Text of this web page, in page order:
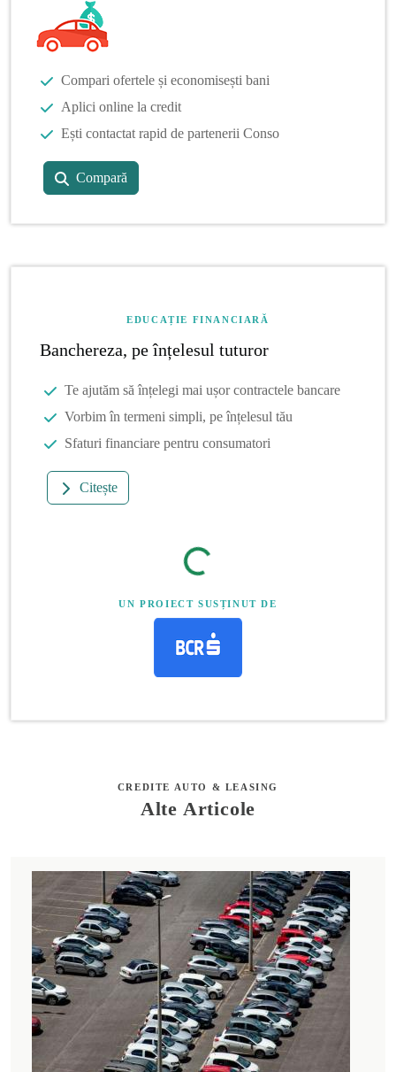
Compari ofertele și economisești bani
Aplici online la credit
Ești contactat rapid de partenerii Conso
Compară
EDUCAȚIE FINANCIARĂ
Banchereza, pe înțelesul tuturor
Te ajutăm să înțelegi mai ușor contractele bancare
Vorbim în termeni simpli, pe înțelesul tău
Sfaturi financiare pentru consumatori
Citește
UN PROIECT SUSȚINUT DE
CREDITE AUTO & LEASING
Alte Articole